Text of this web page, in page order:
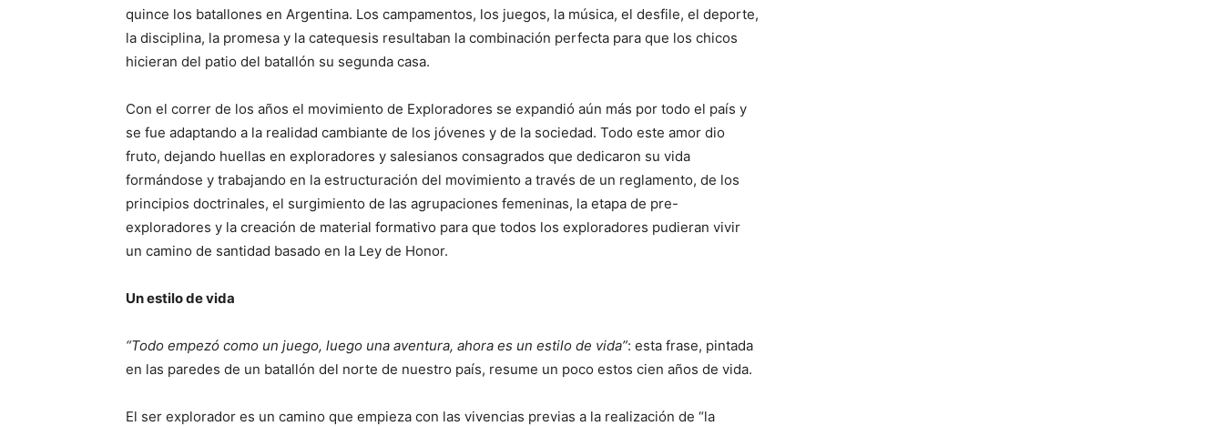
quince los batallones en Argentina. Los campamentos, los juegos, la música, el desfile, el deporte,
la disciplina, la promesa y la catequesis resultaban la combinación perfecta para que los chicos
hicieran del patio del batallón su segunda casa.
Con el correr de los años el movimiento de Exploradores se expandió aún más por todo el país y
se fue adaptando a la realidad cambiante de los jóvenes y de la sociedad. Todo este amor dio
fruto, dejando huellas en exploradores y salesianos consagrados que dedicaron su vida
formándose y trabajando en la estructuración del movimiento a través de un reglamento, de los
principios doctrinales, el surgimiento de las agrupaciones femeninas, la etapa de pre-
exploradores y la creación de material formativo para que todos los exploradores pudieran vivir
un camino de santidad basado en la Ley de Honor.
Un estilo de vida
“Todo empezó como un juego, luego una aventura, ahora es un estilo de vida”: esta frase, pintada
en las paredes de un batallón del norte de nuestro país, resume un poco estos cien años de vida.
El ser explorador es un camino que empieza con las vivencias previas a la realización de “la